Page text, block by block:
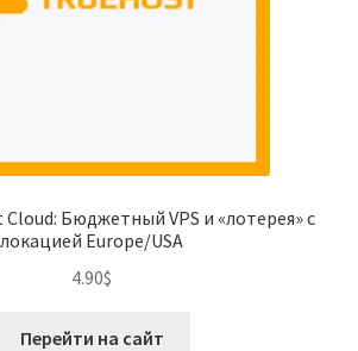
Бюджетный VPS и «лотерея» с
локацией Europe/USA
4.90$
Перейти на сайт